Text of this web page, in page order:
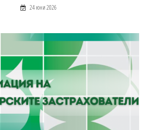
24 юни 2026